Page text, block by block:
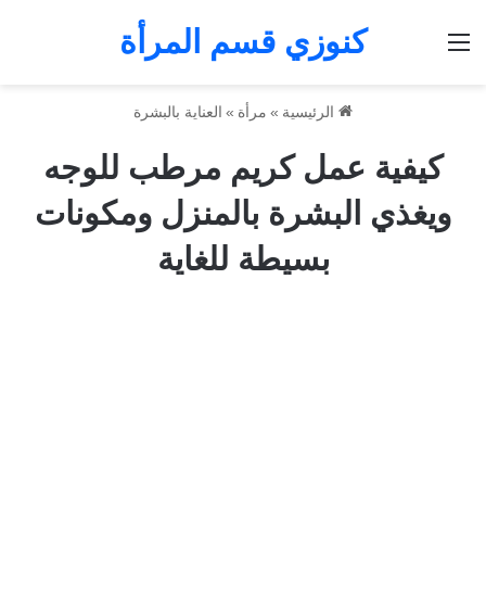
كنوزي قسم المرأة
الرئيسية » مرأة » العناية بالبشرة
كيفية عمل كريم مرطب للوجه
ويغذي البشرة بالمنزل ومكونات
بسيطة للغاية